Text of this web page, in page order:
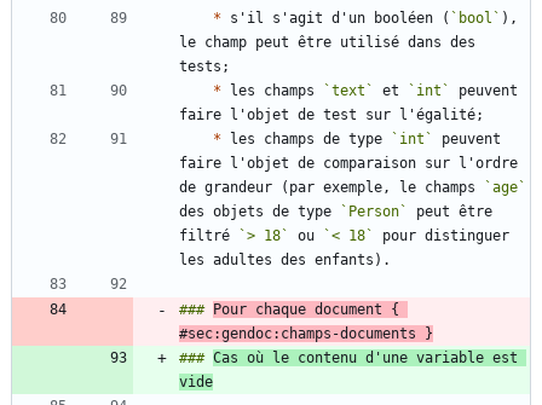
* s'il s'agit d'un booléen ( `bool` ),
le champ peut être utilisé dans des
* les champs `text` et `int`
peuvent
* les champs de type `int`
peuvent
faire l'objet de comparaison sur l'ordre
de grandeur (par exemple, le champs
`age`
des objets de type
`Person`
peut être
filtré
`> 18` ou `< 18`
pour distinguer
### Pour chaque document {
#sec:gendoc:champs-documents }
### Cas où le contenu d'une variable est
vide